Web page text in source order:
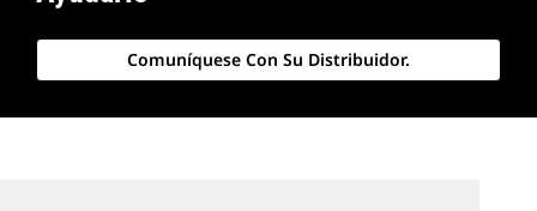
Comuníquese Con Su Distribuidor.